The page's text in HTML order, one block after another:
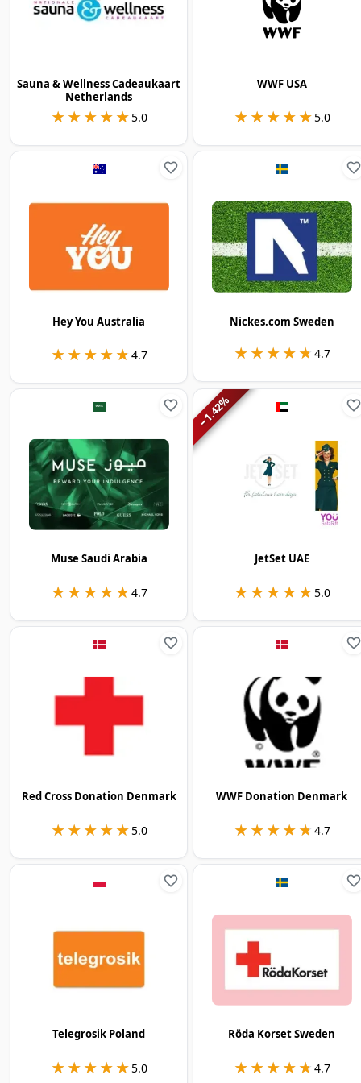
Sauna & Wellness Cadeaukaart
Netherlands
★★★★★
★★★★★5.0
WWF USA
★★★★★
★★★★★5.0
Hey You Australia
★★★★★
★★★★★ 4.7
Nickes.com Sweden
★★★★★
★★★★★ 4.7
Muse Saudi Arabia
★★★★★
★★★★★ 4.7
−
1.42
%
JetSet UAE
★★★★★
★★★★★5.0
Red Cross Donation Denmark
★★★★★
★★★★★5.0
WWF Donation Denmark
★★★★★
★★★★★ 4.7
Telegrosik Poland
★★★★★
★★★★★5.0
Röda Korset Sweden
★★★★★
★★★★★ 4.7